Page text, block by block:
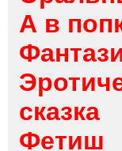
А в
сказка
Фетиш